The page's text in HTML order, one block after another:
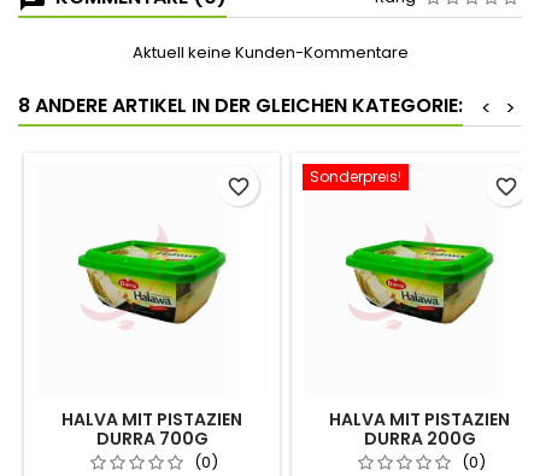
Aktuell keine Kunden-Kommentare
8 ANDERE ARTIKEL IN DER GLEICHEN KATEGORIE: >
<
HALVA MIT PISTAZIEN
DURRA 700G
(0)
favorite_border Sonderpreis!
HALVA MIT PISTAZIEN
DURRA 200G
(0)
favorite_border